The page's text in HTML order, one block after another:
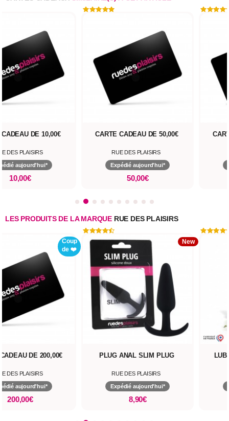
DE 10,00€
DES PLAISIRS
aujourd'hui*
10,00€
CARTE CADEAU DE 50,00€
RUE DES PLAISIRS
Expédié aujourd'hui*
50,00€
LES PRODUITS DE LA MARQUE RUE DES PLAISIRS
DE 200,00€
DES PLAISIRS
aujourd'hui*
200,00€
Coup
de ❤️
PLUG ANAL SLIM PLUG
RUE DES PLAISIRS
Expédié aujourd'hui*
8,90€
New